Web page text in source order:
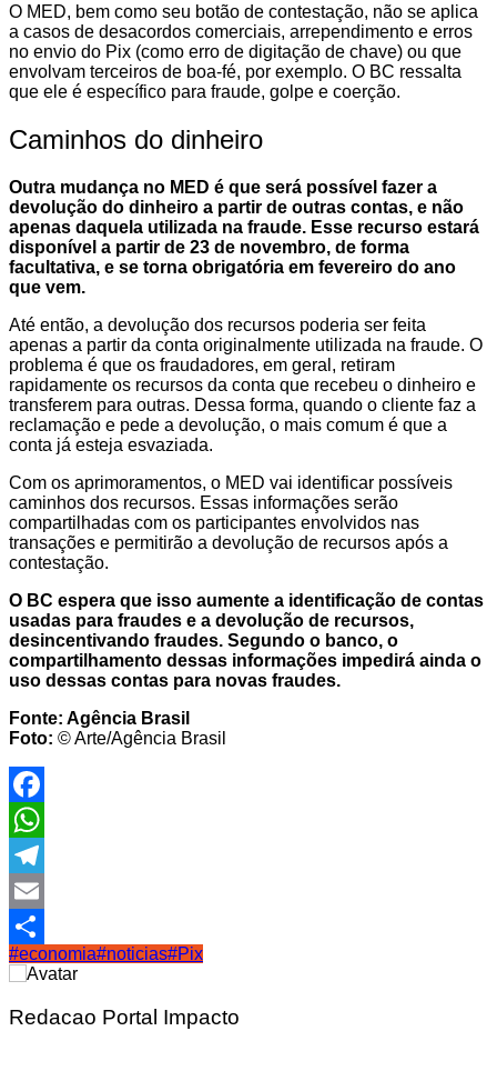
O MED, bem como seu botão de contestação, não se aplica
a casos de desacordos comerciais, arrependimento e erros
no envio do Pix (como erro de digitação de chave) ou que
envolvam terceiros de boa-fé, por exemplo. O BC ressalta
que ele é específico para fraude, golpe e coerção.
Caminhos do dinheiro
Outra mudança no MED é que será possível fazer a
devolução do dinheiro a partir de outras contas, e não
apenas daquela utilizada na fraude. Esse recurso estará
disponível a partir de 23 de novembro, de forma
facultativa, e se torna obrigatória em fevereiro do ano
que vem.
Até então, a devolução dos recursos poderia ser feita
apenas a partir da conta originalmente utilizada na fraude. O
problema é que os fraudadores, em geral, retiram
rapidamente os recursos da conta que recebeu o dinheiro e
transferem para outras. Dessa forma, quando o cliente faz a
reclamação e pede a devolução, o mais comum é que a
conta já esteja esvaziada.
Com os aprimoramentos, o MED vai identificar possíveis
caminhos dos recursos. Essas informações serão
compartilhadas com os participantes envolvidos nas
transações e permitirão a devolução de recursos após a
contestação.
O BC espera que isso aumente a identificação de contas
usadas para fraudes e a devolução de recursos,
desincentivando fraudes. Segundo o banco, o
compartilhamento dessas informações impedirá ainda o
uso dessas contas para novas fraudes.
Fonte: Agência Brasil
Foto: © Arte/Agência Brasil
Facebook
WhatsApp
Telegram
Email
Share
#economia#noticias#Pix
Redacao Portal Impacto